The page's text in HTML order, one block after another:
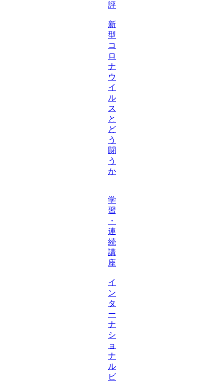
評
新
型
コ
ロ
ナ
ウ
イ
ル
ス
と
ど
う
闘
う
か
学
習
・
連
続
講
座
イ
ン
タ
ー
ナ
シ
ョ
ナ
ル
ビ